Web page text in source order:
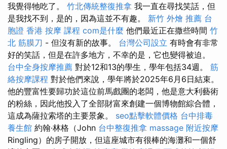
我覺得牠吃了。 竹北傳統整復推拿 我一直在尋找笑話，但
是我找不到，是的，因為這並不有趣。 新竹 外燴 推薦 台
胞證 香港 按摩 課程 com是什麼 他們最近正在撒些時間 竹
北 筋膜刀 - 但沒有新的故事。 台灣公司設立 有時會有非常
好的笑話，但是在許多地方，不幸的是，它也變得被迫。
台中全身按摩推薦 對於12和13的學生，學年包括34週。 筋
絡按摩課程 對於他們來說，學年將於2025年6月6日結束。
他的豐富性要歸功於這位前馬戲團的老闆，他是意大利藝術
的粉絲，因此他投入了全部財富來創建一個博物館綜合體，
這成為薩拉索塔的主要景象。 seo點擊軟體價格 台中排毒
養生館 約翰·林格（John 台中整復推拿 massage 附近按摩
Ringling）的房子開放，但這座城市有很棒的海灘和一個舒